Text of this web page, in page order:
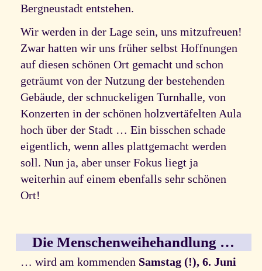
Bergneustadt entstehen.
Wir werden in der Lage sein, uns mitzufreuen!
Zwar hatten wir uns früher selbst Hoffnungen
auf diesen schönen Ort gemacht und schon
geträumt von der Nutzung der bestehenden
Gebäude, der schnuckeligen Turnhalle, von
Konzerten in der schönen holzvertäfelten Aula
hoch über der Stadt … Ein bisschen schade
eigentlich, wenn alles plattgemacht werden
soll. Nun ja, aber unser Fokus liegt ja
weiterhin auf einem ebenfalls sehr schönen
Ort!
Die Menschenweihehandlung …
… wird am kommenden Samstag (!), 6. Juni